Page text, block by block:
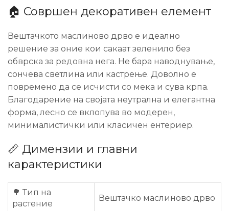
🏠 Совршен декоративен елемент
Вештачкото маслиново дрво е идеално
решение за оние кои сакаат зеленило без
обврска за редовна нега. Не бара наводнување,
сончева светлина или кастрење. Доволно е
повремено да се исчисти со мека и сува крпа.
Благодарение на својата неутрална и елегантна
форма, лесно се вклопува во модерен,
минималистички или класичен ентериер.
📏 Димензии и главни
карактеристики
🌳 Тип на
растение
Вештачко маслиново дрво